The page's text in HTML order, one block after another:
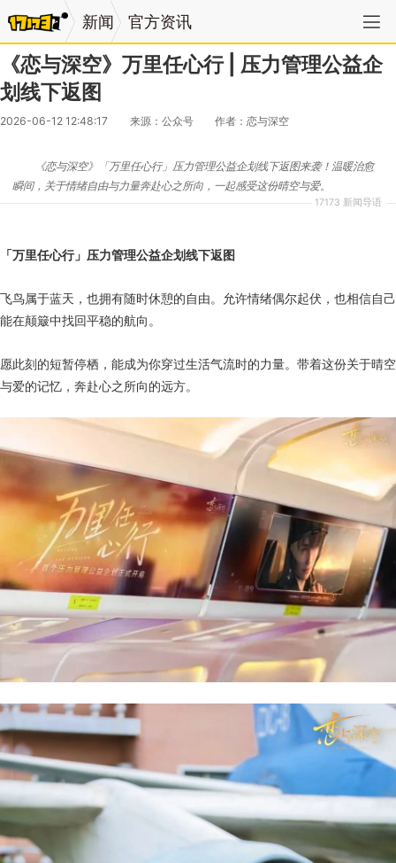
新闻 官方资讯
《恋与深空》万里任心行 | 压力管理公益企
划线下返图
2026-06-12 12:48:17 来源：公众号 作者：恋与深空
17173 新闻导语
《恋与深空》「万里任心行」压力管理公益企划线下返图来袭！温暖治愈
瞬间，关于情绪自由与力量奔赴心之所向，一起感受这份晴空与爱。
「万里任心行」压力管理公益企划线下返图
飞鸟属于蓝天，也拥有随时休憩的自由。允许情绪偶尔起伏，也相信自己
能在颠簸中找回平稳的航向。
愿此刻的短暂停栖，能成为你穿过生活气流时的力量。带着这份关于晴空
与爱的记忆，奔赴心之所向的远方。